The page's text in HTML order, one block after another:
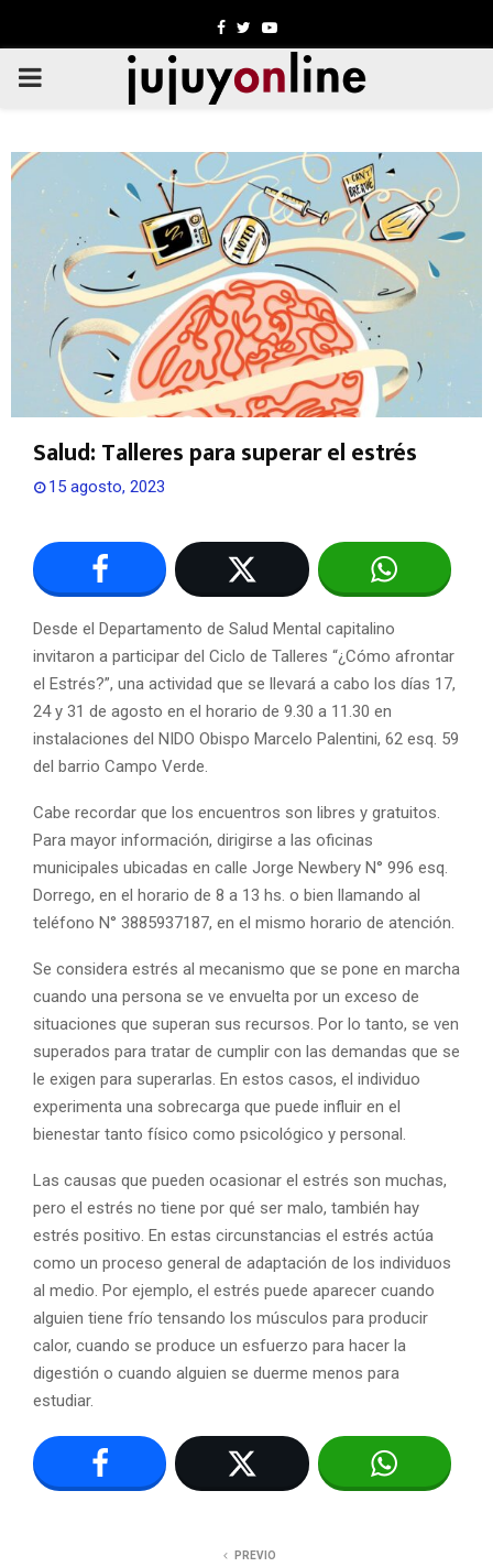
Facebook
TwitterYoutube
PRIMARY
Salud: Talleres para superar el estrés
15 agosto, 2023
Desde el Departamento de Salud Mental capitalino
invitaron a participar del Ciclo de Talleres “¿Cómo afrontar
el Estrés?”, una actividad que se llevará a cabo los días 17,
24 y 31 de agosto en el horario de 9.30 a 11.30 en
instalaciones del NIDO Obispo Marcelo Palentini, 62 esq. 59
del barrio Campo Verde.
Cabe recordar que los encuentros son libres y gratuitos.
Para mayor información, dirigirse a las oficinas
municipales ubicadas en calle Jorge Newbery N° 996 esq.
Dorrego, en el horario de 8 a 13 hs. o bien llamando al
teléfono N° 3885937187, en el mismo horario de atención.
Se considera estrés al mecanismo que se pone en marcha
cuando una persona se ve envuelta por un exceso de
situaciones que superan sus recursos. Por lo tanto, se ven
superados para tratar de cumplir con las demandas que se
le exigen para superarlas. En estos casos, el individuo
experimenta una sobrecarga que puede influir en el
bienestar tanto físico como psicológico y personal.
Las causas que pueden ocasionar el estrés son muchas,
pero el estrés no tiene por qué ser malo, también hay
estrés positivo. En estas circunstancias el estrés actúa
como un proceso general de adaptación de los individuos
al medio. Por ejemplo, el estrés puede aparecer cuando
alguien tiene frío tensando los músculos para producir
calor, cuando se produce un esfuerzo para hacer la
digestión o cuando alguien se duerme menos para
estudiar.
PREVIO